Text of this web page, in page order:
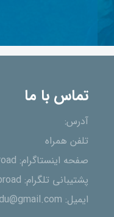
تماس با ما
آدرس:
تلفن همراه
صفحه اینستاگرام:
پشتیبانی تلگرام:
ایمیل: